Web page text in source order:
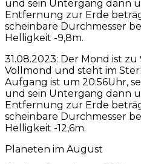
und sein Untergang dann
Entfernung zur Erde
scheinbare Durchmesser
Helligkeit -9,8m.
31.08.2023: Der Mond ist
Vollmond und steht im
Aufgang ist um 20:56Uhr,
und sein Untergang dann
Entfernung zur Erde
scheinbare Durchmesser
Helligkeit -12,6m.
Planeten im August